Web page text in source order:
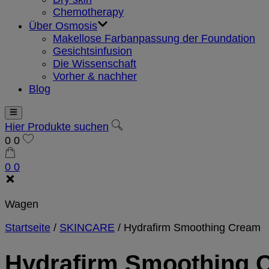
Chemotherapy
Über Osmosis
Makellose Farbanpassung der Foundation
Gesichtsinfusion
Die Wissenschaft
Vorher & nachher
Blog
Hier Produkte suchen
0 0
0 0
Wagen
Startseite / SKINCARE / Hydrafirm Smoothing Cream
Hydrafirm Smoothing